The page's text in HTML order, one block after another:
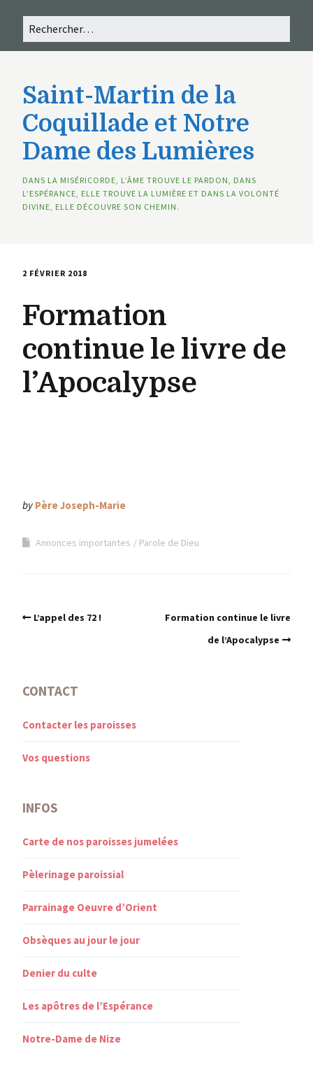
Saint-Martin de la
Coquillade et Notre
Dame des Lumières
DANS LA MISÉRICORDE, L’ÂME TROUVE LE PARDON, DANS
L’ESPÉRANCE, ELLE TROUVE LA LUMIÈRE ET DANS LA VOLONTÉ
DIVINE, ELLE DÉCOUVRE SON CHEMIN.
2 FÉVRIER 2018
Formation
continue le livre de
l’Apocalypse
by Père Joseph-Marie
Annonces importantes Parole de Dieu
L’appel des 72 !
Formation continue le livre
de l’Apocalypse
CONTACT
Contacter les paroisses
Vos questions
INFOS
Carte de nos paroisses jumelées
Pèlerinage paroissial
Parrainage Oeuvre d’Orient
Obsèques au jour le jour
Denier du culte
Les apôtres de l’Espérance
Notre-Dame de Nize